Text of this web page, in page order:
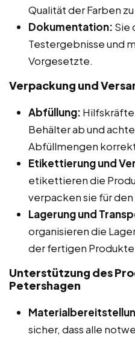
Qualität der Farben
Dokumentation: Sie
Testergebnisse und
Vorgesetzte.
Verpackung und
Abfüllung:
Behälter ab und
Abfüllmengen
Etikettierung und
etikettieren die
verpacken sie für den
Lagerung und
organisieren die
der fertigen
Unterstützung des
Petershagen
sicher, dass alle